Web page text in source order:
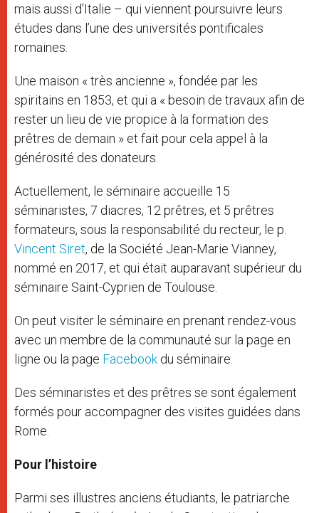
mais aussi d’Italie – qui viennent poursuivre leurs
études dans l’une des universités pontificales
romaines.
Une maison « très ancienne », fondée par les
spiritains en 1853, et qui a « besoin de travaux afin de
rester un lieu de vie propice à la formation des
prêtres de demain » et fait pour cela appel à la
générosité des donateurs.
Actuellement, le séminaire accueille 15
séminaristes, 7 diacres, 12 prêtres, et 5 prêtres
formateurs, sous la responsabilité du recteur, le p.
Vincent Siret, de la Société Jean-Marie Vianney,
nommé en 2017, et qui était auparavant supérieur du
séminaire Saint-Cyprien de Toulouse.
On peut visiter le séminaire en prenant rendez-vous
avec un membre de la communauté sur la page en
ligne ou la page Facebook du séminaire.
Des séminaristes et des prêtres se sont également
formés pour accompagner des visites guidées dans
Rome.
Pour l’histoire
Parmi ses illustres anciens étudiants, le patriarche